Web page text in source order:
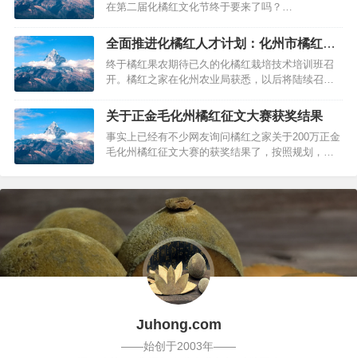
在第二届化橘红文化节终于要来了吗？…
全面推进化橘红人才计划：化州市橘红栽
培技术培训班开班
终于橘红果农期待已久的化橘红栽培技术培训班召
开。橘红之家在化州农业局获悉，以后将陆续召开
我市在河西街道六楼会议室举办化橘红种植技术培
训班（第1期），本次培训班由市委组织部、市农业
局联合主办，目的是对化橘红实用人才、种植户和
群众进行多层次培训，不断提…
关于正金毛化州橘红征文大赛获奖结果
事实上已经有不少网友询问橘红之家关于200万正金
毛化州橘红征文大赛的获奖结果了，按照规划，应
到截稿期，来稿已审核。现开始陆续发放一千名入
围参与奖，奖品为价值688元的特级陈年果各一瓶。
想知道具体的结…
Juhong.com
——始创于2003年——